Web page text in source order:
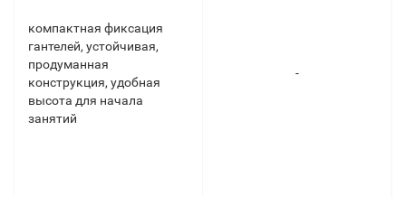
компактная фиксация
гантелей, устойчивая,
продуманная
конструкция, удобная
высота для начала
занятий
-